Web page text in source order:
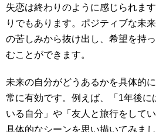
失恋は終わりのように感じられま
りでもあります。ポジティブな未
の苦しみから抜け出し、希望を持
むことができます。
未来の自分がどうあるかを具体的
常に有効です。例えば、「1年後に
いる自分」や「友人と旅行をして
具体的なシーンを思い描いてみま